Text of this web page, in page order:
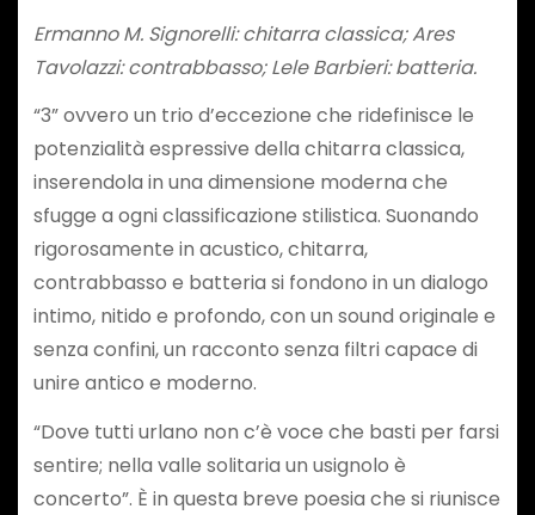
Ermanno M. Signorelli: chitarra classica; Ares
Tavolazzi: contrabbasso; Lele Barbieri: batteria.
“3” ovvero un trio d’eccezione che ridefinisce le
potenzialità espressive della chitarra classica,
inserendola in una dimensione moderna che
sfugge a ogni classificazione stilistica. Suonando
rigorosamente in acustico, chitarra,
contrabbasso e batteria si fondono in un dialogo
intimo, nitido e profondo, con un sound originale e
senza confini, un racconto senza filtri capace di
unire antico e moderno.
“Dove tutti urlano non c’è voce che basti per farsi
sentire; nella valle solitaria un usignolo è
concerto”. È in questa breve poesia che si riunisce